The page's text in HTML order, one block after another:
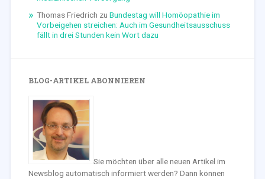
Thomas Friedrich zu Bundestag will Homöopathie im
Vorbeigehen streichen: Auch im Gesundheitsausschuss
fällt in drei Stunden kein Wort dazu
BLOG-ARTIKEL ABONNIEREN
Sie möchten über alle neuen Artikel im
Newsblog automatisch informiert werden? Dann können